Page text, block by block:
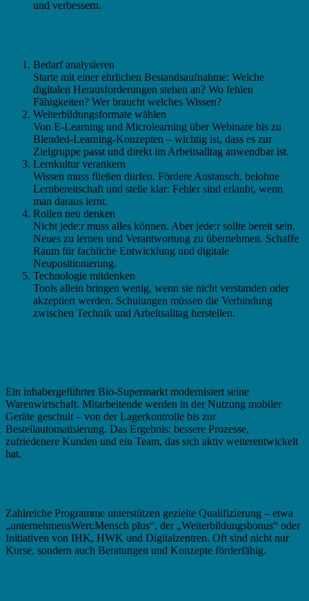
und verbessern.
Bedarf analysieren
Starte mit einer ehrlichen Bestandsaufnahme: Welche
digitalen Herausforderungen stehen an? Wo fehlen
Fähigkeiten? Wer braucht welches Wissen?
Weiterbildungsformate wählen
Von E-Learning und Microlearning über Webinare bis zu
Blended-Learning-Konzepten – wichtig ist, dass es zur
Zielgruppe passt und direkt im Arbeitsalltag anwendbar ist.
Lernkultur verankern
Wissen muss fließen dürfen. Fördere Austausch, belohne
Lernbereitschaft und stelle klar: Fehler sind erlaubt, wenn
man daraus lernt.
Rollen neu denken
Nicht jede:r muss alles können. Aber jede:r sollte bereit sein,
Neues zu lernen und Verantwortung zu übernehmen. Schaffe
Raum für fachliche Entwicklung und digitale
Neupositionierung.
Technologie mitdenken
Tools allein bringen wenig, wenn sie nicht verstanden oder
akzeptiert werden. Schulungen müssen die Verbindung
zwischen Technik und Arbeitsalltag herstellen.
Ein inhabergeführter Bio-Supermarkt modernisiert seine
Warenwirtschaft. Mitarbeitende werden in der Nutzung mobiler
Geräte geschult – von der Lagerkontrolle bis zur
Bestellautomatisierung. Das Ergebnis: bessere Prozesse,
zufriedenere Kunden und ein Team, das sich aktiv weiterentwickelt
hat.
Zahlreiche Programme unterstützen gezielte Qualifizierung – etwa
„unternehmensWert:Mensch plus“, der „Weiterbildungsbonus“ oder
Initiativen von IHK, HWK und Digitalzentren. Oft sind nicht nur
Kurse, sondern auch Beratungen und Konzepte förderfähig.